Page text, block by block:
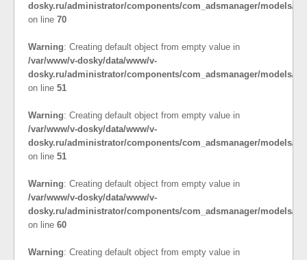
dosky.ru/administrator/components/com_adsmanager/models/
on line 70
Warning: Creating default object from empty value in
/var/www/v-dosky/data/www/v-
dosky.ru/administrator/components/com_adsmanager/models/
on line 51
Warning: Creating default object from empty value in
/var/www/v-dosky/data/www/v-
dosky.ru/administrator/components/com_adsmanager/models/
on line 51
Warning: Creating default object from empty value in
/var/www/v-dosky/data/www/v-
dosky.ru/administrator/components/com_adsmanager/models/
on line 60
Warning: Creating default object from empty value in